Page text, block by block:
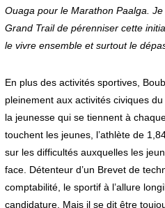
Ouaga pour le Marathon Paalga.
Grand Trail de pérenniser cette
le vivre ensemble et surtout le
En plus des activités sportives,
pleinement aux activités civiques
la jeunesse qui se tiennent à
touchent les jeunes, l’athlète de
sur les difficultés auxquelles les
face. Détenteur d’un Brevet de
comptabilité, le sportif à l’allure
candidature. Mais il se dit être